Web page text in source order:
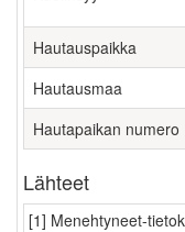
Hautauspaikka
Hautausmaa
Hautapaikan numero
Lähteet
[1] Menehtyneet-